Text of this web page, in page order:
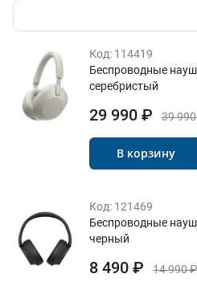
Код: 114419
Беспроводные
серебристый
39
29 990 ₽
В корзину
Код: 121469
Беспроводные
черный
14 990 ₽
8 490 ₽